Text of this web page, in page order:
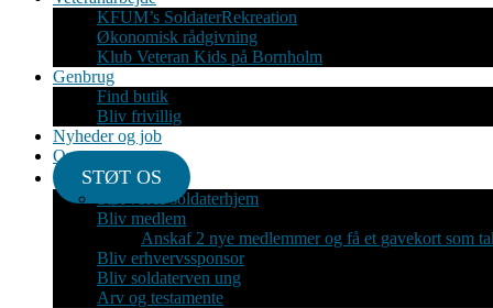
KFUM’s SoldaterRekreation
Økonomisk rådgivning
Klub Veteran Kids på Bornholm
Genbrug
Find butik
Bliv frivillig
Nyheder og job
Om
STØT OS
Støt vores soldaterhjem
Bliv medlem
Anskaf 2 nye medlemmer og få et gavekort som
Bliv erhvervssponsor
Bliv soldaterven ung
Arv og testamente